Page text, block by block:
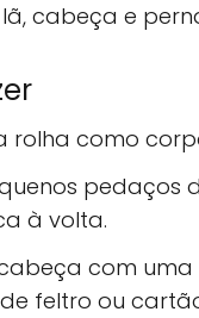
cabeça e
rolha como
pedaços
à volta.
com uma
feltro ou